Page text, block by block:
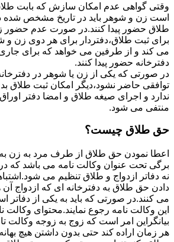
وقتی گواهی عدم امکان سازش که بابت
است زن و شوهر باید در تاریخ مشخص شده
طلاق حضور پیدا کنند.در صورت عدم حضور
برای ثبت طلاق،دفتردار برای هر دوی زن و
می کند و از طرفین می خواهد که برای
دفترخانه حضور پیدا کنند.
در صورتی که یکی از زن یا شوهر در
توافقی حاضر نشود،دیگر امکان ثبت طلاق
ندارد و اجرای صیغه طلاق و امضا دفتر
منتفی می شود.
حق طلاق چیست؟
اعطا نمودن حق طلاق از طرف مرد به زن
برگی تحت عنوان وکالت نامه می باشد که
نه دفاتر ازدواج و طلاق تنظیم می
دادن حق طلاق به دفترخانه ای که ازدواج آن
می کنند.در صورتی که باید به یکی از دفاتر
این وکالت نامه رجوع نمایند.محتوای
بیانگراین امر است که زوج به زوجه وکالت
هر زمان اراده کند حتی بدون داشتن هیچ بهانه